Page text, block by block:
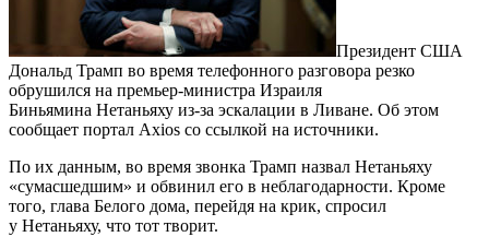
Президент США
Дональд Трамп во время телефонного разговора резко
обрушился на премьер-министра Израиля
Биньямина Нетаньяху из-за эскалации в Ливане. Об этом
сообщает портал Axios со ссылкой на источники.
По их данным, во время звонка Трамп назвал Нетаньяху
«сумасшедшим» и обвинил его в неблагодарности. Кроме
того, глава Белого дома, перейдя на крик, спросил
у Нетаньяху, что тот творит.